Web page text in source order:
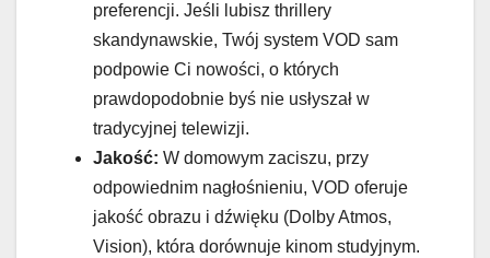
preferencji. Jeśli lubisz thrillery
skandynawskie, Twój system VOD sam
podpowie Ci nowości, o których
prawdopodobnie byś nie usłyszał w
tradycyjnej telewizji.
Jakość: W domowym zaciszu, przy
odpowiednim nagłośnieniu, VOD oferuje
jakość obrazu i dźwięku (Dolby Atmos,
Vision), która dorównuje kinom studyjnym.